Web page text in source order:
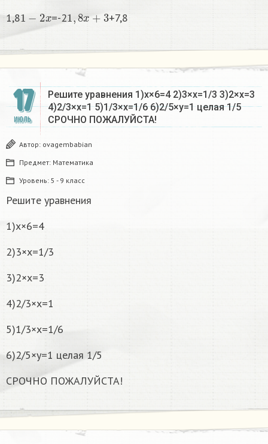
1,81 x =-21 8x +7,8
17
ИЮЛЬ
Решите уравнения 1)x×6=4 2)3×x=1/3 3)2×x=3
4)2/3×x=1 5)1/3×x=1/6 6)2/5×y=1 целая 1/5
СРОЧНО ПОЖАЛУЙСТА!
Автор: ovagembabian
Предмет: Математика
Уровень: 5 - 9 класс
Решите уравнения
1)x×6=4
2)3×x=1/3
3)2×x=3
4)2/3×x=1
5)1/3×x=1/6
6)2/5×y=1 целая 1/5
СРОЧНО ПОЖАЛУЙСТА!